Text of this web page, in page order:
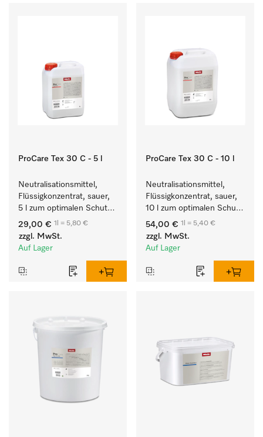
ProCare Tex 30 C - 5 l
Neutralisationsmittel,
Flüssigkonzentrat, sauer,
5 l zum optimalen Schutz
der Textilien durch
zuverlässige
Neutralisation.
29,00 € 1l = 5,80 €
zzgl. MwSt.
Auf Lager
ProCare Tex 30 C - 10 l
Neutralisationsmittel,
Flüssigkonzentrat, sauer,
10 l zum optimalen Schutz
der Textilien durch
zuverlässige
Neutralisation.
54,00 € 1l = 5,40 €
zzgl. MwSt.
Auf Lager